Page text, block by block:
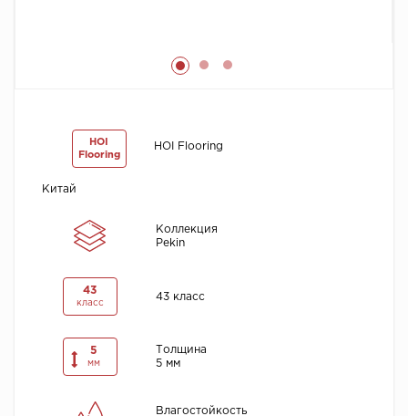
HOI
Flooring
HOI Flooring
Китай
Коллекция
Pekin
43
класс
43 класс
5
мм
Толщина
5 мм
Влагостойкость